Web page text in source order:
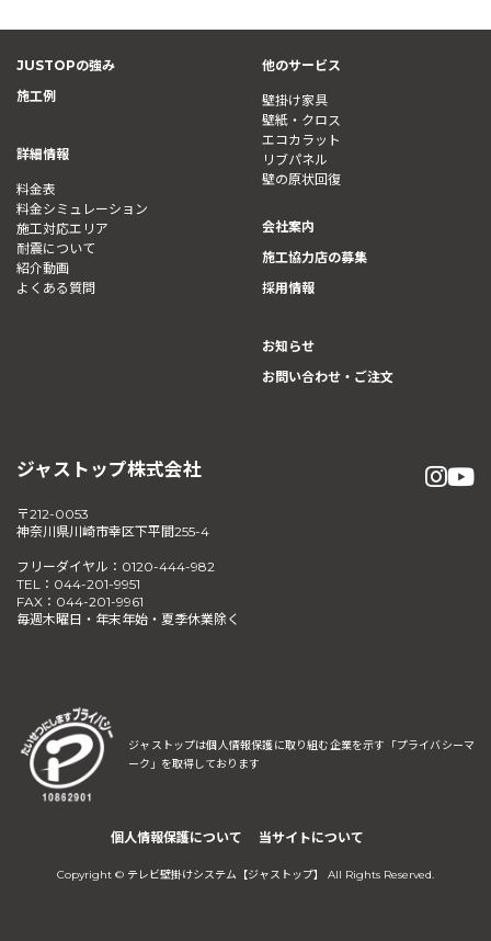
JUSTOPの強み
施工例
詳細情報
料金表
料金シミュレーション
施工対応エリア
耐震について
紹介動画
よくある質問
他のサービス
壁掛け家具
壁紙・クロス
エコカラット
リブパネル
壁の原状回復
会社案内
施工協力店の募集
採用情報
お知らせ
お問い合わせ・ご注文
ジャストップ株式会社
〒212-0053
神奈川県川崎市幸区下平間255-4
フリーダイヤル：0120-444-982
TEL：044-201-9951
FAX：044-201-9961
毎週木曜日・年末年始・夏季休業除く
個人情報保護について 当サイトについて
Copyright © テレビ壁掛けシステム【ジャストップ】 All Rights Reserved.
ジャストップは個人情報保護に取り組む企業を示す
「プライバシーマ
ーク」を取得しております